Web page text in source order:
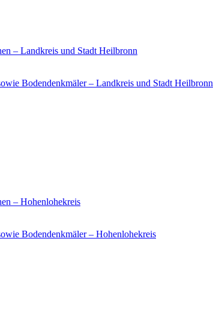
– Landkreis und Stadt Heilbronn
Bodendenkmäler – Landkreis und Stadt Heilbronn
– Hohenlohekreis
Bodendenkmäler – Hohenlohekreis